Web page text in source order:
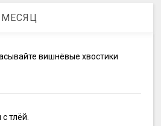
вишнёвые хвостики
тлёй.